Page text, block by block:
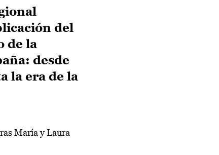
del
de la
desde
la era de la
María y Laura